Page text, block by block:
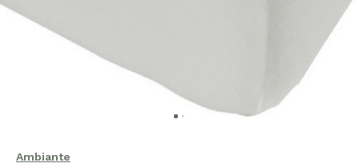
Ambiante